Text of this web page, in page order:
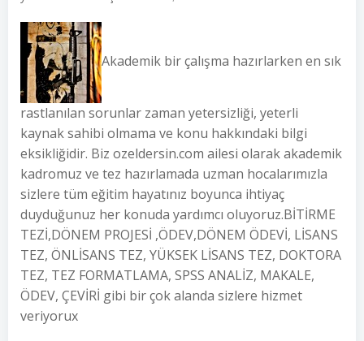
Akademik bir çalışma hazırlarken en sık
rastlanılan sorunlar zaman yetersizliği, yeterli
kaynak sahibi olmama ve konu hakkındaki bilgi
eksikliğidir. Biz ozeldersin.com ailesi olarak akademik
kadromuz ve tez hazırlamada uzman hocalarımızla
sizlere tüm eğitim hayatınız boyunca ihtiyaç
duyduğunuz her konuda yardımcı oluyoruz.BİTİRME
TEZİ,DÖNEM PROJESİ ,ÖDEV,DÖNEM ÖDEVİ, LİSANS
TEZ, ÖNLİSANS TEZ, YÜKSEK LİSANS TEZ, DOKTORA
TEZ, TEZ FORMATLAMA, SPSS ANALİZ, MAKALE,
ÖDEV, ÇEVİRİ gibi bir çok alanda sizlere hizmet
veriyorux